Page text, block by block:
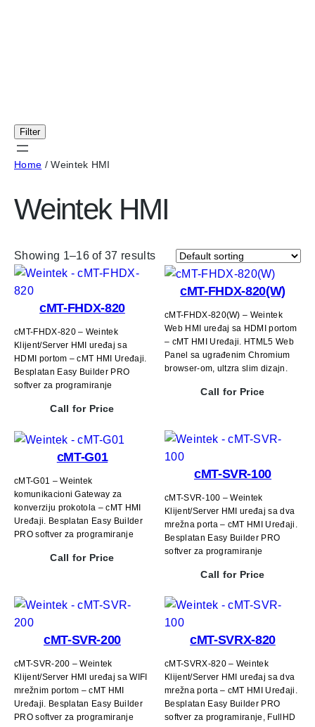
Filter
Home / Weintek HMI
Weintek HMI
Showing 1–16 of 37 results
cMT-FHDX-820
cMT-FHDX-820 – Weintek
Klijent/Server HMI uređaj sa
HDMI portom – cMT HMI Uređaji.
Besplatan Easy Builder PRO
softver za programiranje
Call for Price
cMT-FHDX-820(W)
cMT-FHDX-820(W) – Weintek
Web HMI uređaj sa HDMI portom
– cMT HMI Uređaji. HTML5 Web
Panel sa ugrađenim Chromium
browser-om, ultzra slim dizajn.
Call for Price
cMT-G01
cMT-G01 – Weintek
komunikacioni Gateway za
konverziju prokotola – cMT HMI
Uređaji. Besplatan Easy Builder
PRO softver za programiranje
Call for Price
cMT-SVR-100
cMT-SVR-100 – Weintek
Klijent/Server HMI uređaj sa dva
mrežna porta – cMT HMI Uređaji.
Besplatan Easy Builder PRO
softver za programiranje
Call for Price
cMT-SVR-200
cMT-SVR-200 – Weintek
Klijent/Server HMI uređaj sa WIFI
mrežnim portom – cMT HMI
Uređaji. Besplatan Easy Builder
PRO softver za programiranje
cMT-SVRX-820
cMT-SVRX-820 – Weintek
Klijent/Server HMI uređaj sa dva
mrežna porta – cMT HMI Uređaji.
Besplatan Easy Builder PRO
softver za programiranje, FullHD